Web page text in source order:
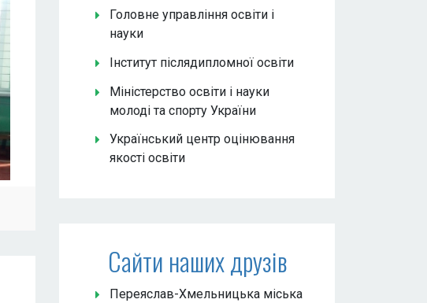
Головне управління освіти і
науки
Інститут післядипломної освіти
Міністерство освіти і науки
молоді та спорту України
Український центр оцінювання
якості освіти
Сайти наших друзів
Переяслав-Хмельницька міська